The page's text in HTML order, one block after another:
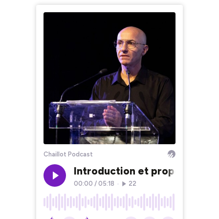
Chaillot Podcast
Introduction et propos
00:00 / 05:18 22